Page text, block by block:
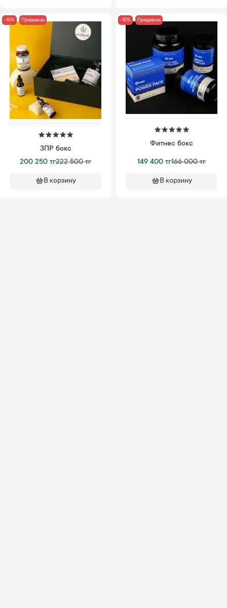
-10% Предзаказ
ЗПР бокс
200 250 тг222 500 тг
В корзину
-10% Предзаказ
Фитнес бокс
149 400 тг166 000 тг
В корзину